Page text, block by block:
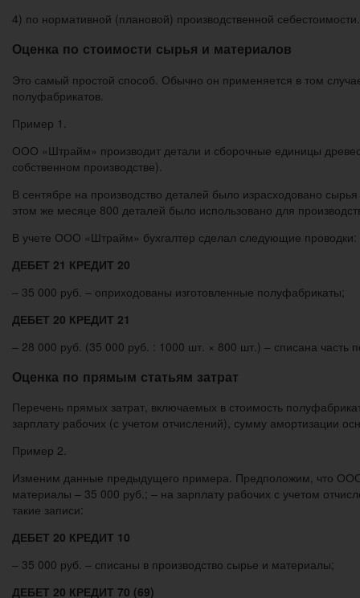
4) по нормативной (плановой) производственной себестоимости.
Оценка по стоимости сырья и материалов
Это самый простой способ. Обычно он применяется в том
полуфабрикатов.
Пример 1.
ООО «Штрайм» производит детали и сборочные единицы
собственном производстве).
В сентябре на производство деталей было израсходовано
этом же месяце 800 деталей было использовано для
В учете ООО «Штрайм» бухгалтер сделал следующие проводки:
ДЕБЕТ 21 КРЕДИТ 20
– 35 000 руб. – оприходованы изготовленные полуфабрикаты;
ДЕБЕТ 20 КРЕДИТ 21
– 28 000 руб. (35 000 руб. : 1000 шт. × 800 шт.) – списана часть
Оценка по прямым статьям затрат
Перечень прямых затрат, включаемых в стоимость
зарплату рабочих (с учетом отчислений), сумму амортизации
Пример 2.
Изменим данные предыдущего примера. Предположим, что
материалы – 35 000 руб.; – на зарплату рабочих с учетом
такие записи:
ДЕБЕТ 20 КРЕДИТ 10
– 35 000 руб. – списаны в производство сырье и материалы;
ДЕБЕТ 20 КРЕДИТ 70 (69)